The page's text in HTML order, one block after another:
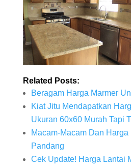
Related Posts:
Beragam Harga Marmer
Kiat Jitu Mendapatkan
Ukuran 60x60 Murah Tapi
Macam-Macam Dan Harga
Pandang
Cek Update! Harga Lantai